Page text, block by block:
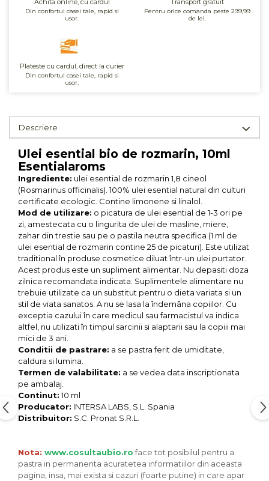
Terci bio
Dulceturi, gemuri, compoturi
Creme
Bomboane, Caramele si Jeleuri
Inghetata
Zahar si indulcitori
Batoane
Dulciuri bio
Guma de mestecat bio
Snacksuri
Seminte, fructe uscate, samburi
Mixuri, condimente si mirodenii
Mixuri
Condimente
Mirodenii
Maioneza bio
Pesto Bio
Semipreparate
Specialitati si produse asiatice
Achita online, cu cardul
Din confortul casei tale, rapid si
usor.
Transport gratuit
Pentru orice comanda peste 299,99
de lei.
Plateste cu cardul, direct la curier
Din confortul casei tale, rapid si
usor.
Descriere
Ulei esential bio de rozmarin, 10ml
Esentialaroms
Ingrediente: ulei esential de rozmarin 1,8 cineol
(Rosmarinus officinalis). 100% ulei esential natural din culturi
certificate ecologic. Contine limonene si linalol.
Mod de utilizare: o picatura de ulei esential de 1-3 ori pe
zi, amestecata cu o lingurita de ulei de masline, miere,
zahar din trestie sau pe o pastila neutra specifica (1 ml de
ulei esential de rozmarin contine 25 de picaturi). Este utilizat
traditional în produse cosmetice diluat într-un ulei purtator.
Acest produs este un supliment alimentar. Nu depasiti doza
zilnica recomandata indicata. Suplimentele alimentare nu
trebuie utilizate ca un substitut pentru o dieta variata si un
stil de viata sanatos. A nu se lasa la îndemâna copiilor. Cu
exceptia cazului în care medicul sau farmacistul va indica
altfel, nu utilizati în timpul sarcinii si alaptarii sau la copiii mai
mici de 3 ani.
Conditii de pastrare: a se pastra ferit de umiditate,
caldura si lumina.
Termen de valabilitate: a se vedea data inscriptionata
pe ambalaj.
Continut:10 ml
Producator: INTERSA LABS, S.L. Spania
Distribuitor: S.C. Pronat S.R.L.
Nota: www.cosultaubio.roface tot posibilul pentru a
pastra in permanenta acuratetea informatiilor din aceasta
pagina, insa, mai exista si cazuri (foarte putine) in care apar